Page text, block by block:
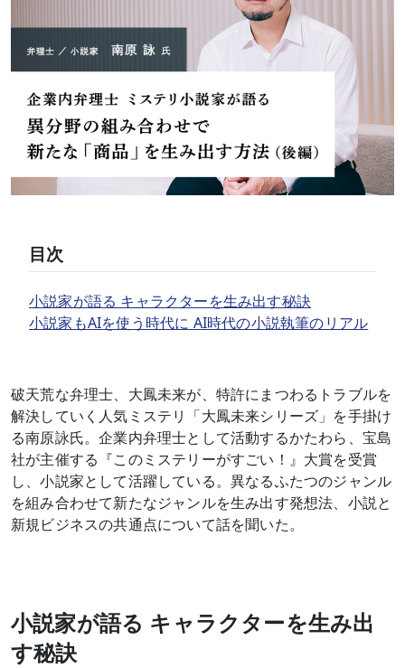
目次
小説家が語る キャラクターを生み出す秘訣
小説家もAIを使う時代に AI時代の小説執筆のリアル
破天荒な弁理士、大鳳未来が、特許にまつわるトラブルを
解決していく人気ミステリ「大鳳未来シリーズ」を手掛け
る南原詠氏。企業内弁理士として活動するかたわら、宝島
社が主催する『このミステリーがすごい！』大賞を受賞
し、小説家として活躍している。異なるふたつのジャンル
を組み合わせて新たなジャンルを生み出す発想法、小説と
新規ビジネスの共通点について話を聞いた。
小説家が語る キャラクターを生み出
す秘訣